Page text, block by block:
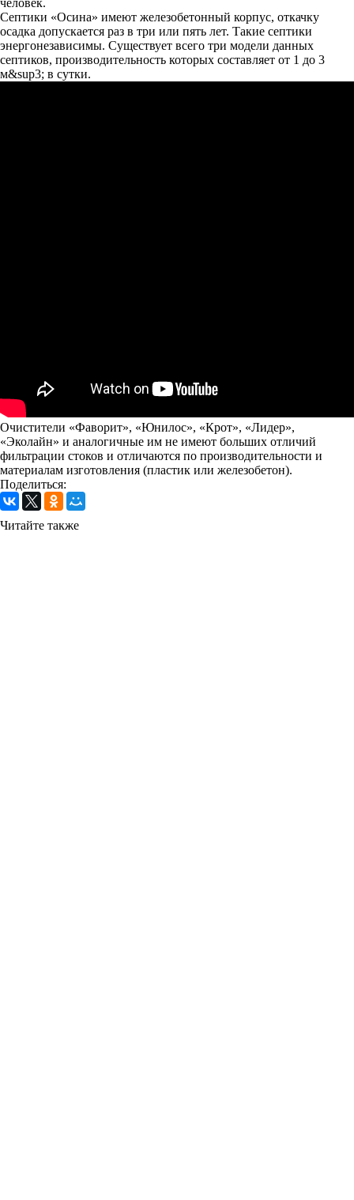
человек.
Септики «Осина» имеют железобетонный корпус, откачку
осадка допускается раз в три или пять лет. Такие септики
энергонезависимы. Существует всего три модели данных
септиков, производительность которых составляет от 1 до 3
м&sup3; в сутки.
Очистители «Фаворит», «Юнилос», «Крот», «Лидер»,
«Эколайн» и аналогичные им не имеют больших отличий
фильтрации стоков и отличаются по производительности и
материалам изготовления (пластик или железобетон).
Поделиться:
Читайте также